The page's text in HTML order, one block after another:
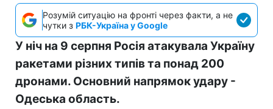
Розумій ситуацію на фронті через факти, а не
чутки з РБК-Україна у Google
У ніч на 9 серпня Росія атакувала Україну
ракетами різних типів та понад 200
дронами. Основний напрямок удару -
Одеська область.